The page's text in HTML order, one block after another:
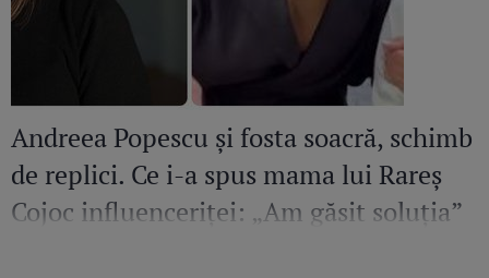
Andreea Popescu și fosta soacră, schimb
de replici. Ce i-a spus mama lui Rareș
Cojoc influenceriței: „Am găsit soluția”